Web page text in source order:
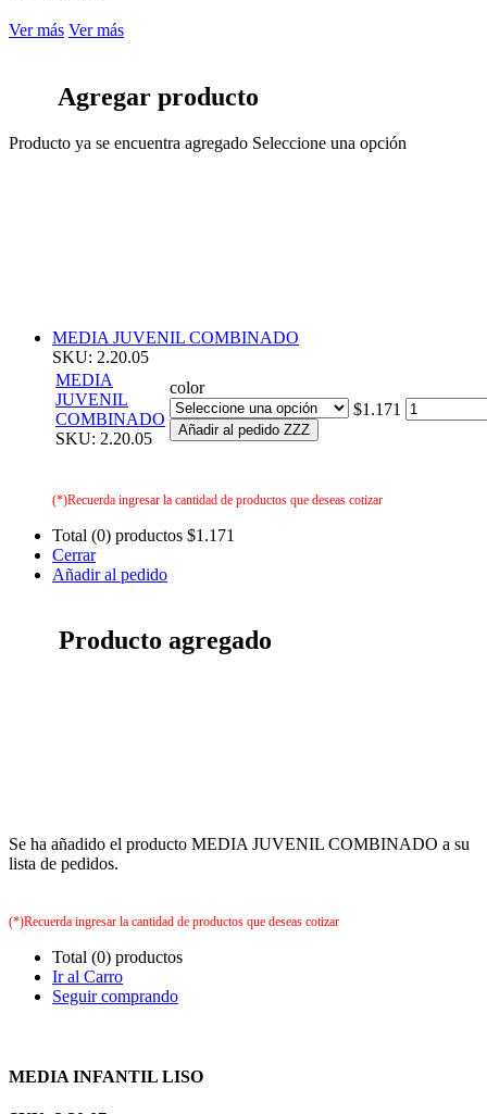
Ver más Ver más
Agregar producto
Producto ya se encuentra agregado Seleccione una opción
MEDIA JUVENIL COMBINADO
SKU: 2.20.05
MEDIA
JUVENIL
COMBINADO
SKU: 2.20.05
color
Añadir al pedido ZZZ
$1.171
(*)Recuerda ingresar la cantidad de productos que deseas cotizar
Total (0) productos $1.171
Cerrar
Añadir al pedido
Producto agregado
Se ha añadido el producto MEDIA JUVENIL COMBINADO a su
lista de pedidos.
(*)Recuerda ingresar la cantidad de productos que deseas cotizar
Total (0) productos
Ir al Carro
Seguir comprando
MEDIA INFANTIL LISO